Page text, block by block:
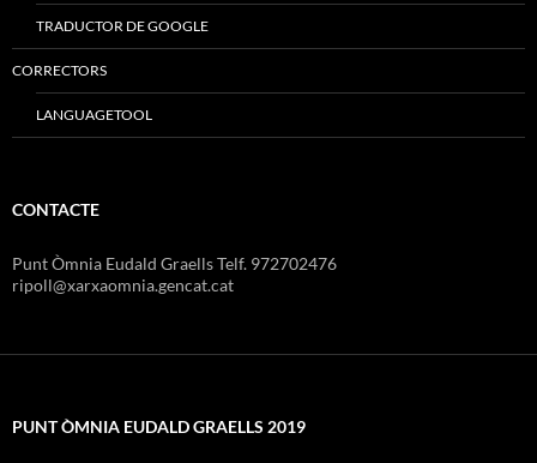
TRADUCTOR DE GOOGLE
CORRECTORS
LANGUAGETOOL
CONTACTE
Punt Òmnia Eudald Graells Telf. 972702476
ripoll@xarxaomnia.gencat.cat
PUNT ÒMNIA EUDALD GRAELLS 2019